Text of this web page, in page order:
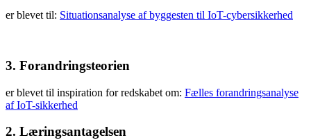
er blevet til: Situationsanalyse af byggesten til IoT-cybersikkerhed
3. Forandringsteorien
er blevet til inspiration for redskabet om: Fælles forandringsanalyse
af IoT-sikkerhed
2. Læringsantagelsen